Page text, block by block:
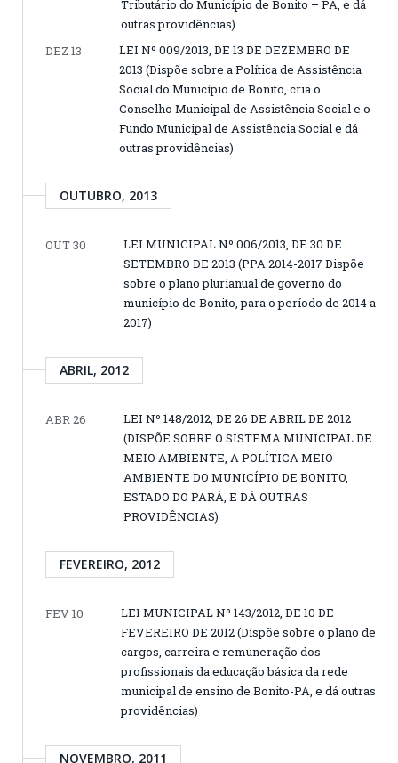
Tributário do Município de Bonito – PA, e dá
outras providências).
DEZ 13
LEI Nº 009/2013, DE 13 DE DEZEMBRO DE
2013 (Dispõe sobre a Política de Assistência
Social do Município de Bonito, cria o
Conselho Municipal de Assistência Social e o
Fundo Municipal de Assistência Social e dá
outras providências)
OUTUBRO, 2013
OUT 30
LEI MUNICIPAL Nº 006/2013, DE 30 DE
SETEMBRO DE 2013 (PPA 2014-2017 Dispõe
sobre o plano plurianual de governo do
município de Bonito, para o período de 2014 a
2017)
ABRIL, 2012
ABR 26
LEI Nº 148/2012, DE 26 DE ABRIL DE 2012
(DISPÕE SOBRE O SISTEMA MUNICIPAL DE
MEIO AMBIENTE, A POLÍTICA MEIO
AMBIENTE DO MUNICÍPIO DE BONITO,
ESTADO DO PARÁ, E DÁ OUTRAS
PROVIDÊNCIAS)
FEVEREIRO, 2012
FEV 10
LEI MUNICIPAL Nº 143/2012, DE 10 DE
FEVEREIRO DE 2012 (Dispõe sobre o plano de
cargos, carreira e remuneração dos
profissionais da educação básica da rede
municipal de ensino de Bonito-PA, e dá outras
providências)
NOVEMBRO, 2011